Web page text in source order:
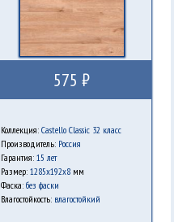
575 ₽
Коллекция: Castello Classic 32 класс
Производитель: Россия
Гарантия: 15 лет
Размер: 1285х192х8мм
Фаска: без фаски
Влагостойкость: влагостойкий